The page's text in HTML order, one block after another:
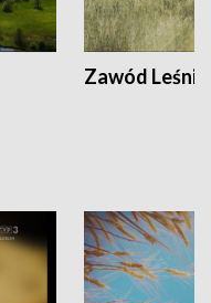
Zawód Leśnik